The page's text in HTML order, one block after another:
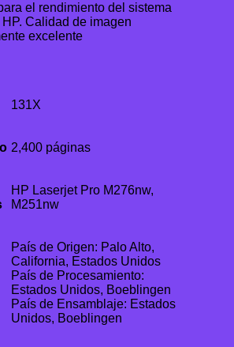
el rendimiento del sistema
Calidad de imagen
excelente
131X
2,400 páginas
HP Laserjet Pro M276nw,
M251nw
País de Origen: Palo Alto,
California, Estados Unidos
País de Procesamiento:
Estados Unidos, Boeblingen
País de Ensamblaje: Estados
Unidos, Boeblingen